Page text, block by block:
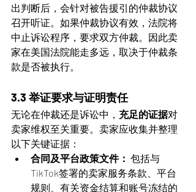
出判断后，会针对被告援引的仲裁协议
召开听证。如果仲裁协议有效，法院将
中止诉讼程序，要求双方仲裁。因此卖
家在美国法院能走多远，取决于仲裁条
款是否被执行。
3.3 举证要求与证明责任
无论在仲裁还是诉讼中， 充足的证据对
卖家维权至关重要。卖家应收集并整理
以下关键证据：
合同及平台政策文件： 包括与
TikTok签署的卖家服务条款、平台
规则、有关资金结算和账号冻结的